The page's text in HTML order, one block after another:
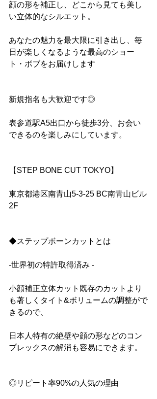
顔の形を補正し、どこから見ても美し
い立体的なシルエット。
あなたの魅力を最大限に引き出し、毎
日が楽しくなるような最高のショー
ト・ボブをお届けします
新規指名も大歓迎です◎
表参道駅A5出口から徒歩3分、お会い
できるのを楽しみにしています。
【STEP BONE CUT TOKYO】
東京都港区南青山5-3-25 BC南青山ビル
2F
◆ステップボーンカットとは
-世界初の特許取得済み -
小顔補正立体カット既存のカットより
も著しくタイト&ボリュームの調整がで
きるので、
日本人特有の絶壁や顔の形などのコン
プレックスの解消も容易にできます。
◎リピート率90%の人気の理由